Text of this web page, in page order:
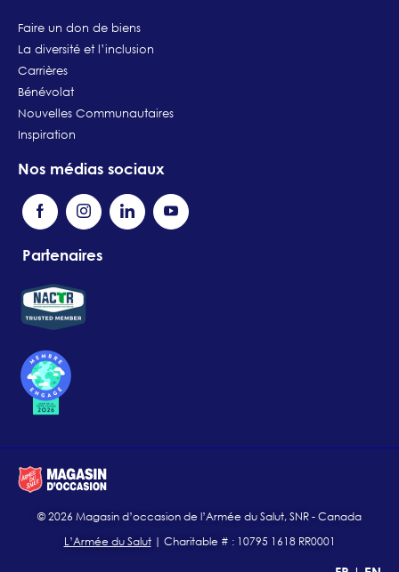
Faire un don de biens
La diversité et l’inclusion
Carrières
Bénévolat
Nouvelles Communautaires
Inspiration
Nos médias sociaux
Partenaires
© 2026 Magasin d’occasion de l’Armée du Salut, SNR - Canada
L’Armée du Salut| Charitable # : 10795 1618 RR0001